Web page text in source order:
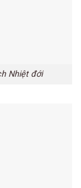
Nhiệt đới